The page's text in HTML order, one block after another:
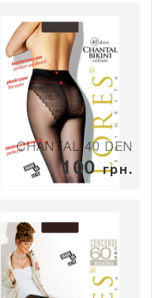
CHANTAL 40 DEN
100грн.